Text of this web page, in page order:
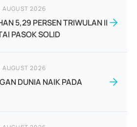
AUGUST 2026
5,29 PERSEN TRIWULAN II
PASOK SOLID
AUGUST 2026
DUNIA NAIK PADA